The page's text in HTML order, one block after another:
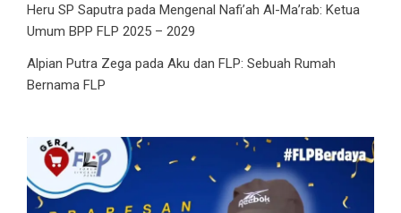
Heru SP Saputra pada Mengenal Nafi’ah Al-Ma’rab: Ketua
Umum BPP FLP 2025 – 2029
Alpian Putra Zega pada Aku dan FLP: Sebuah Rumah
Bernama FLP